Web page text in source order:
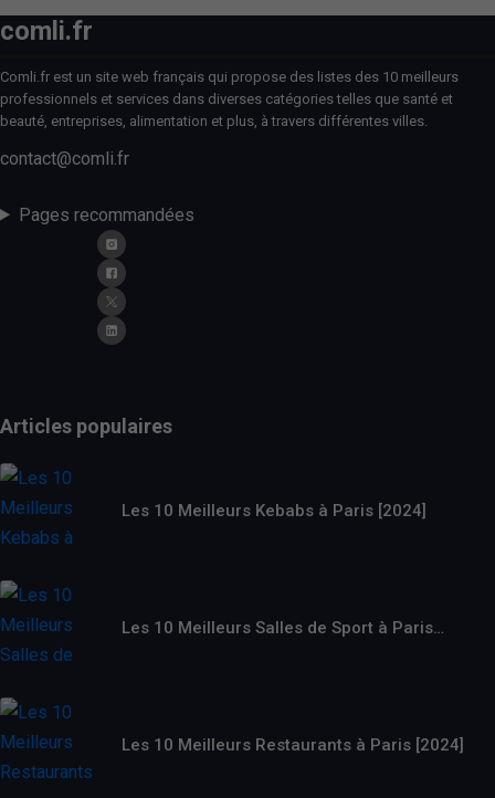
comli.fr
Comli.fr est un site web français qui propose des listes des 10 meilleurs
professionnels et services dans diverses catégories telles que santé et
beauté, entreprises, alimentation et plus, à travers différentes villes.
contact@comli.fr
Pages recommandées
Articles populaires
Les 10 Meilleurs Kebabs à Paris [2024]
Les 10 Meilleurs Salles de Sport à Paris…
Les 10 Meilleurs Restaurants à Paris [2024]